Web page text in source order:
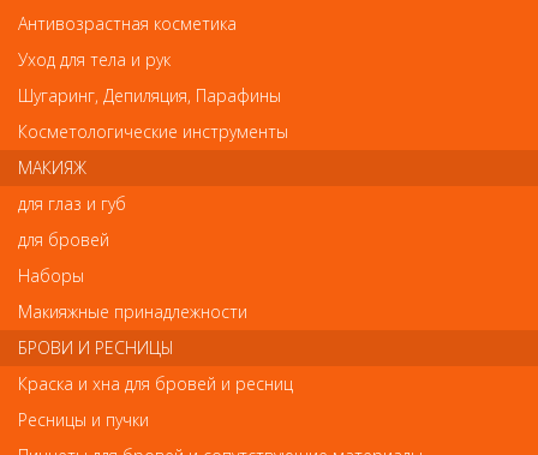
Тальк создает защитную прослойку между кожей и воском,
избавляет от остатков влаги и жира, обладает легким
охлаждающим и анестезирующим эффектом за счет
содержащегося в нем ментола.
Нанесите небольшое количество талька на зону,
предназначенную для депиляции, и равномерно распределите
ватным тампоном по коже.
Отзывы
Ваш отзыв станет первым
Напишите свой отзыв
Антивозрастная косметика
Уход для тела и рук
Шугаринг, Депиляция, Парафины
Косметологические инструменты
МАКИЯЖ
для глаз и губ
для бровей
Наборы
Макияжные принадлежности
БРОВИ И РЕСНИЦЫ
Краска и хна для бровей и ресниц
Ресницы и пучки